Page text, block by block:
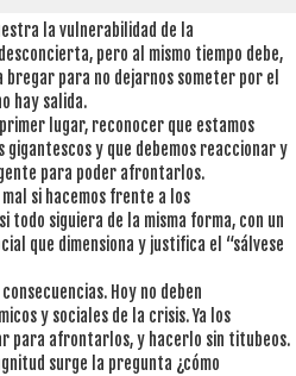
la vulnerabilidad de la
pero al mismo tiempo debe,
para no dejarnos someter por el
hay salida.
lugar, reconocer que estamos
y que debemos reaccionar y
para poder afrontarlos.
mal si hacemos frente a los
todo siguiera de la misma forma, con un
que dimensiona y justifica el “sálvese
Hoy no deben
y sociales de la crisis. Ya los
para afrontarlos, y hacerlo sin titubeos.
surge la pregunta ¿cómo